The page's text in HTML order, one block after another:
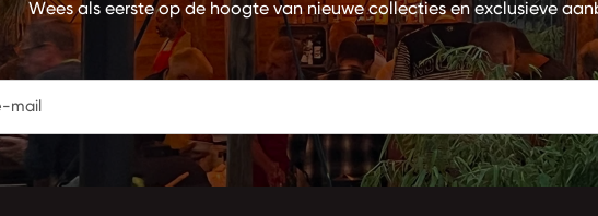
Wees als eerste op de hoogte van nieuwe collecties en exclusieve